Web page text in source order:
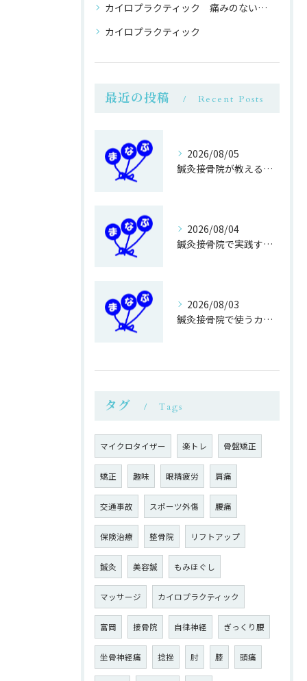
カイロプラクティック 痛みのない 整体
カイロプラクティック
最近の投稿 Recent Posts
2026/08/05
鍼灸接骨院が教える簡単運動不足対策
2026/08/04
鍼灸接骨院で実践する正しい歩き方改善法
2026/08/03
鍼灸接骨院で使うカイロ専用ベットの利点
タグ Tags
マイクロタイザー 楽トレ 骨盤矯正
矯正 趣味 眼精疲労 肩痛
交通事故 スポーツ外傷 腰痛
保険治療 整骨院 リフトアップ
鍼灸 美容鍼 もみほぐし
マッサージ カイロプラクティック
富岡 接骨院 自律神経 ぎっくり腰
坐骨神経痛 捻挫 肘 膝 頭痛